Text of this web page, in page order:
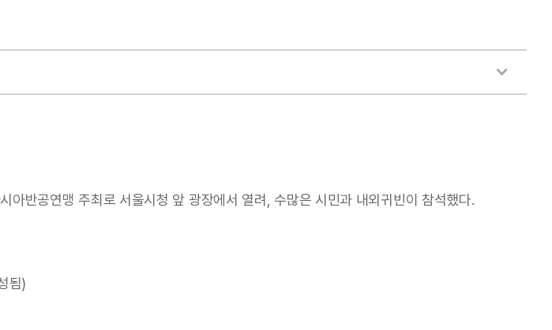
반공연맹 주최로 서울시청 앞 광장에서 열려, 수많은 시민과 내외귀빈이 참석했다.
됨)